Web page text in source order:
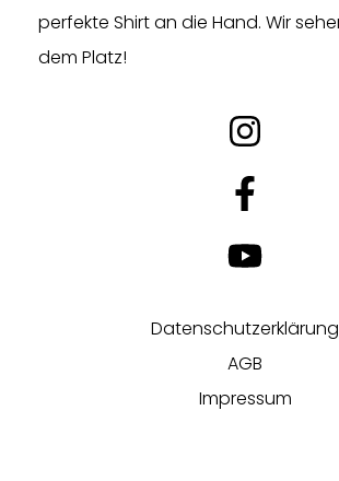
perfekte Shirt an die Hand. Wir
dem Platz!
Datenschutzerklärung
AGB
Impressum